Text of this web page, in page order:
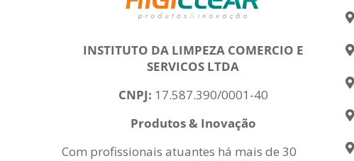
INSTITUTO DA LIMPEZA COMERCIO E
SERVICOS LTDA
CNPJ: 17.587.390/0001-40
Produtos & Inovação
Com profissionais atuantes há mais de 30